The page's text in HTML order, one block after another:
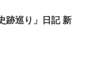
跡巡り」日記 新